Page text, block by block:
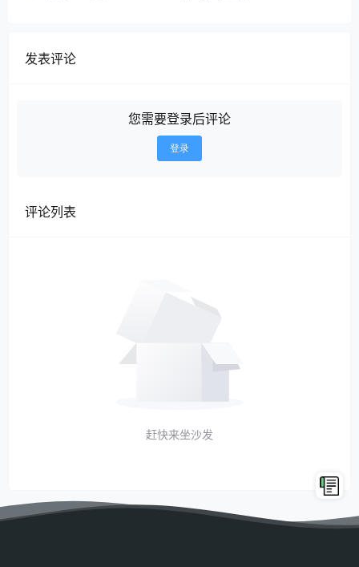
发表评论
您需要登录后评论
登录
评论列表
赶快来坐沙发